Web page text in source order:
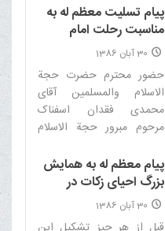
انسان را پالایش مى دهد،
زنگار گناه را از قلب مى زداید
و نهى از فحشا و منکر مى
کند، گرد و غبار معصیت را با
آب زلال خود از تمام وجود
انسان مى شوید و نردبانى
است براى صعود به اوج
آسمان تقوا و فضیلت و قرب
پیام تسلیت معظم له به
مناسبت رحلت امام
جمعه محترم همدان
30 آبان 1386
حضور محترم حضرت حجة
الاسلام والمسلمین آقاى
محمدى‌ فقدان اسفناک
مرحوم مبرور حجة الاسلام
ابوالحسن موسوى (رضوان
الله تعالى علیه) را به جنابعالى
و حوزه علمیه و اهالى محترم
همدان صمیمانه تسلیت مى
پیام معظم له به همایش
بزرگ احیاى زکات در
استان فارس
30 آبان 1386